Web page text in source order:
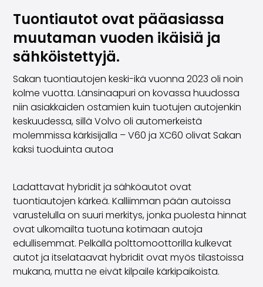
Prisvärda bilar
Saka Select
Bilmärken
De populäraste bilmärkena
BMW
Kia
Mercedes-Benz
Polestar
Skoda
Tesla
Volkswagen
Volvo
Alla märken
Sälj din bil
Sälj din bil
Sälj företagsbilen
Artiklar relaterade till bilförsäljning
Kom ihåg dessa när du säljer din bil!
Tuontiautot ovat pääasiassa
muutaman vuoden ikäisiä ja
sähköistettyjä.
Sakan tuontiautojen keski-ikä vuonna 2023 oli noin
kolme vuotta. Länsinaapuri on kovassa huudossa
niin asiakkaiden ostamien kuin tuotujen autojenkin
keskuudessa, sillä Volvo oli automerkeistä
molemmissa kärkisijalla – V60 ja XC60 olivat Sakan
kaksi tuoduinta autoa
Ladattavat hybridit ja sähköautot ovat
tuontiautojen kärkeä. Kalliimman pään autoissa
varustelulla on suuri merkitys, jonka puolesta hinnat
ovat ulkomailta tuotuna kotimaan autoja
edullisemmat. Pelkällä polttomoottorilla kulkevat
autot ja itselataavat hybridit ovat myös tilastoissa
mukana, mutta ne eivät kilpaile kärkipaikoista.